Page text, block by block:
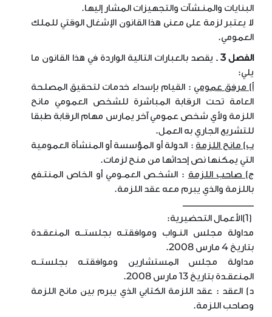
البنايات والمنـشآت والتجهيزات المشار إليها.
لا يعتبر لزمة على معنى هذا القانون الإشغال الوقتي للملك
العمومي.
الفصل 3
ـ يقصد بالعبارات التالية الواردة في هذا القانون ما
يلي:
أ) مرفق عمومي : القيام بإسداء خدمات لتحقيق المصلحة
العامة تحت الرقابة المباشرة للشخص العمومي مانح
اللزمة ولأي شخص عمومي آخر يمارس مهام الرقابة طبقا
للتشريع الجاري به العمل.
ب) مانح اللزمة : الدولة أو المؤسسة أو المنشأة العمومية
التي يمكنها نص إحداثها من منح لزمات.
ج) صاحب اللزمة : الشخـص العمـومي أو الخاص المنتـفع
باللزمة والذي يبرم معه عقد اللزمة.
ـــــــــــــــــــــــــــــــــــــــ
(1)الأعمال التحضيرية:
مداولة مجلس النـواب وموافقتـه بجلستــه المنعقـدة
بتاريخ 4 مارس 2008
.
مداولة مجلس المستشارين وموافقتـه بجلستــه
المنعقـدة بتاريخ 13 مارس 2008
.
د) العقد : عقد اللزمة الكتابي الذي يبرم بين مانح اللزمة
وصاحب اللزمة.